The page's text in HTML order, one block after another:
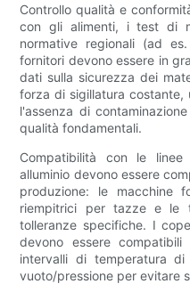
Controllo qualità e
con gli alimenti, i test di
normative regionali (ad
fornitori devono essere in
dati sulla sicurezza dei
forza di sigillatura
l'assenza di
qualità fondamentali.
Compatibilità con le
alluminio devono essere
produzione: le macchine
riempitrici per tazze e le
tolleranze specifiche. I
devono essere
intervalli di temperatura
vuoto/pressione per evitare